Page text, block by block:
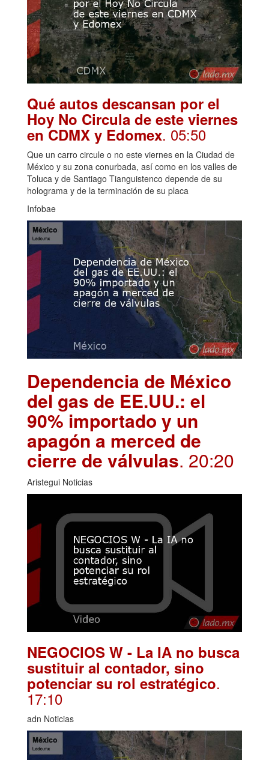
Qué autos descansan por el
Hoy No Circula de este viernes
en CDMX y Edomex. 05:50
Que un carro circule o no este viernes en la Ciudad de
México y su zona conurbada, así como en los valles de
Toluca y de Santiago Tianguistenco depende de su
holograma y de la terminación de su placa
Infobae
Dependencia de México
del gas de EE.UU.: el
90% importado y un
apagón a merced de
cierre de válvulas. 20:20
Aristegui Noticias
NEGOCIOS W - La IA no busca
sustituir al contador, sino
potenciar su rol estratégico.
17:10
adn Noticias